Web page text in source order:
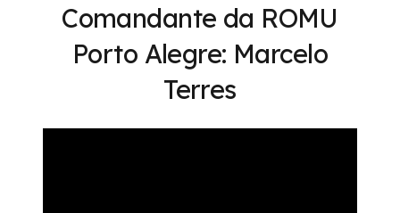
Comandante da ROMU
Porto Alegre: Marcelo
Terres